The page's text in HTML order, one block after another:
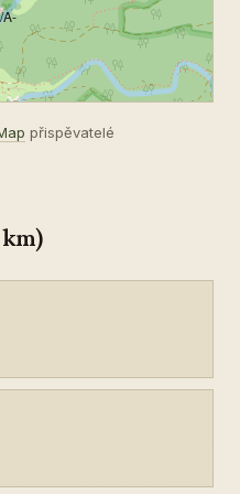
A-
přispěvatelé